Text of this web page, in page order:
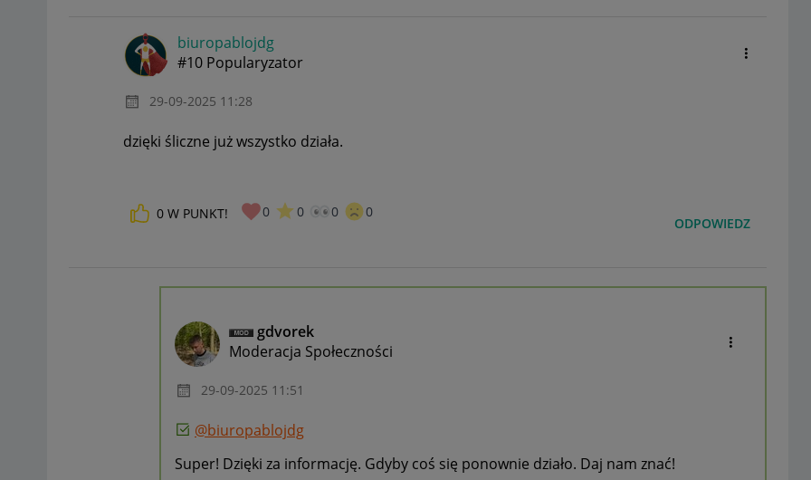
biuropablojdg
#10 Popularyzator
‎29-09-2025 11:28
dzięki śliczne już wszystko działa.
0 W PUNKT! 0 0 0 0
ODPOWIEDZ
gdvorek
Moderacja Społeczności
‎29-09-2025 11:51
@biuropablojdg
Super! Dzięki za informację. Gdyby coś się ponownie działo. Daj nam znać!